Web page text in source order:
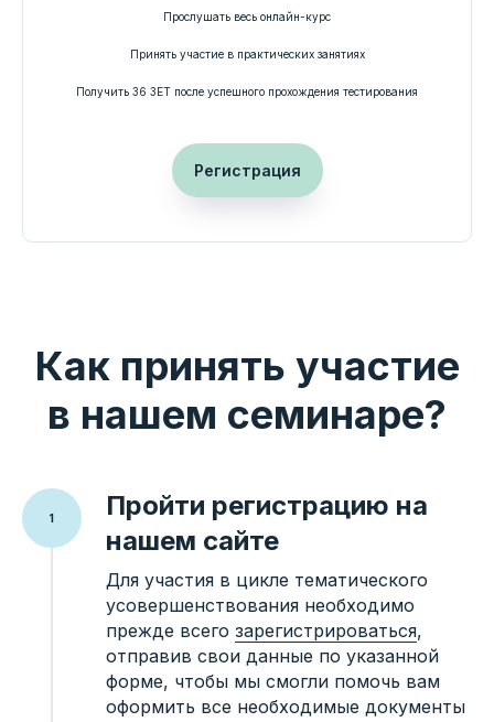
Прослушать весь онлайн-курс
Принять участие в практических занятиях
Получить 36 ЗЕТ после успешного прохождения тестирования
Регистрация
Как принять участие
в нашем семинаре?
Пройти регистрацию на
нашем сайте
Для участия в цикле тематического
усовершенствования необходимо
прежде всего зарегистрироваться,
отправив свои данные по указанной
форме, чтобы мы смогли помочь вам
оформить все необходимые документы
Мы рассматриваем каждый запрос
индивидуально и подбираем формат
взаимодействия в зависимости от задач
Экспертная поддержка медицинских организаций на всех
Практика Обучение Наука
Развитие
регионов
Информация
Россия, Санкт-